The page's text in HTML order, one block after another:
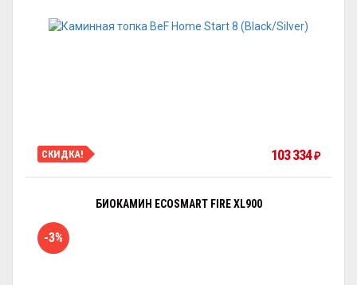
СКИДКА! 103 334 ₽
БИОКАМИН ECOSMART FIRE XL900
-3%